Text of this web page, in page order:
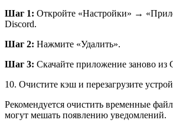
Шаг 1: Откройте «Настройки» →
Discord.
Шаг 2: Нажмите «Удалить».
Шаг 3: Скачайте приложение заново из
10. Очистите кэш и перезагрузите
Рекомендуется очистить временные
могут мешать появлению уведомлений.